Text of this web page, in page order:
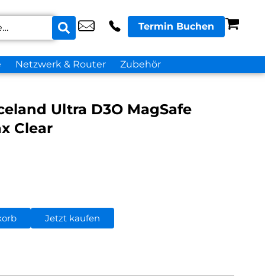
Termin Buchen
Netzwerk & Router Zubehör
Ultra D3O MagSafe
Clear
Jetzt kaufen